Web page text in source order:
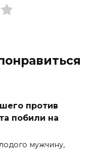
против
побили на
мужчину,